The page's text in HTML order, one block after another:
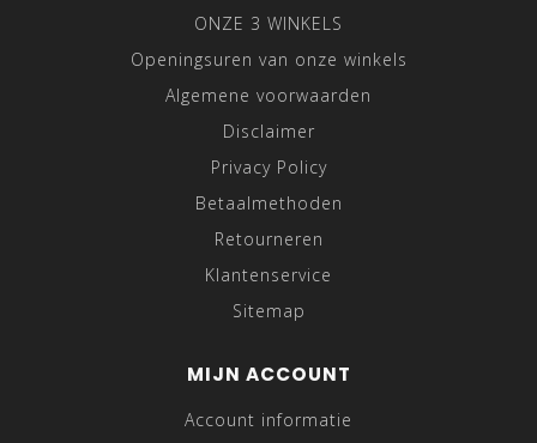
ONZE 3 WINKELS
Openingsuren van onze winkels
Algemene voorwaarden
Disclaimer
Privacy Policy
Betaalmethoden
Retourneren
Klantenservice
Sitemap
MIJN ACCOUNT
Account informatie